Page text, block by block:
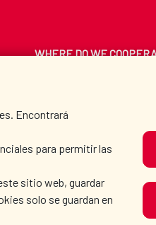
Encontrará
para permitir las
sitio web, guardar
solo se guardan en
WHERE DO WE
CULTURE AND